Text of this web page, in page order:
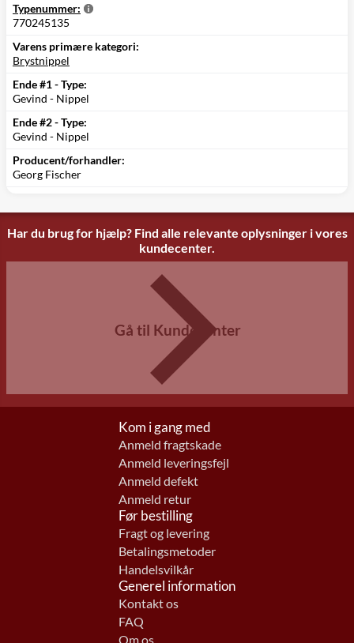
Typenummer:
770245135
Varens primære kategori:
Brystnippel
Ende #1 - Type:
Gevind - Nippel
Ende #2 - Type:
Gevind - Nippel
Producent/forhandler:
Georg Fischer
Har du brug for hjælp? Find alle relevante oplysninger i vores
kundecenter.
Gå til Kundecenter
Kom i gang med
Anmeld fragtskade
Anmeld leveringsfejl
Anmeld defekt
Anmeld retur
Før bestilling
Fragt og levering
Betalingsmetoder
Handelsvilkår
Generel information
Kontakt os
FAQ
Om os